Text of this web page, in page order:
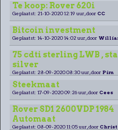
Te koop: Rover 620i
Geplaatst: 21-10-2020 12:19 uur, door CC
Bitcoin investment
Geplaatst: 14-10-2020 14:02 uur, door
75 cdti sterling LWB ,
silver
Geplaatst: 28-09-2020 08:30 uur, door Pim
Steekmaat
Geplaatst: 17-09-2020 09:26 uur, door Cees
Rover SD1 2600VDP 1984
Automaat
Geplaatst: 08-09-2020 11:05 uur, door Christ